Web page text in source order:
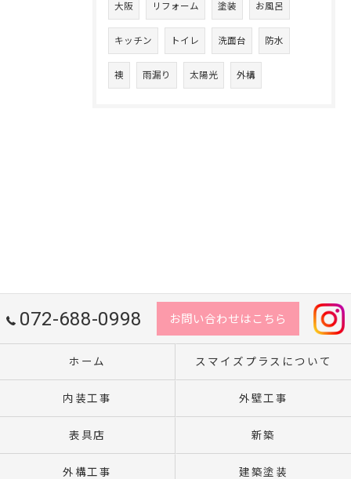
大阪 リフォーム 塗装 お風呂
キッチン トイレ 洗面台 防水
襖 雨漏り 太陽光 外構
072-688-0998 お問い合わせはこちら
ホーム スマイズプラスについて
内装工事 外壁工事
表具店 新築
外構工事 建築塗装